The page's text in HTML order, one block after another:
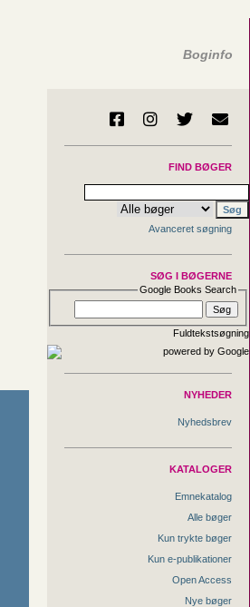
Boginfo
FIND BØGER
Avanceret søgning
SØG I BØGERNE
Google Books Search
Fuldtekstsøgning
NYHEDER
Nyhedsbrev
KATALOGER
Emnekatalog
Alle bøger
Kun trykte bøger
Kun e-publikationer
Open Access
Nye bøger